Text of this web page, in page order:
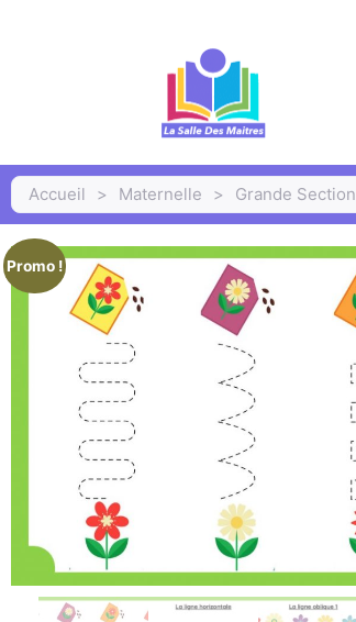
Accueil > Maternelle > Grande Section
Promo !